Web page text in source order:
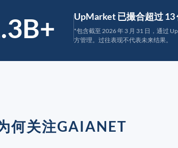
UpMarket 已撮合超过
*包含截至 2026 年 3 月 31 日，通过
方管理。过往表现不代表未来结果。
何关注GAIANET